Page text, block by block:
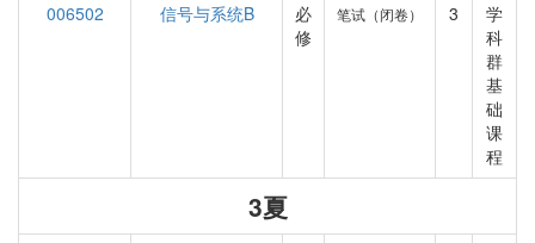
006502
信号与系统B
必
修
笔试（闭卷） 3
学
科
群
基
础
课
程
3夏